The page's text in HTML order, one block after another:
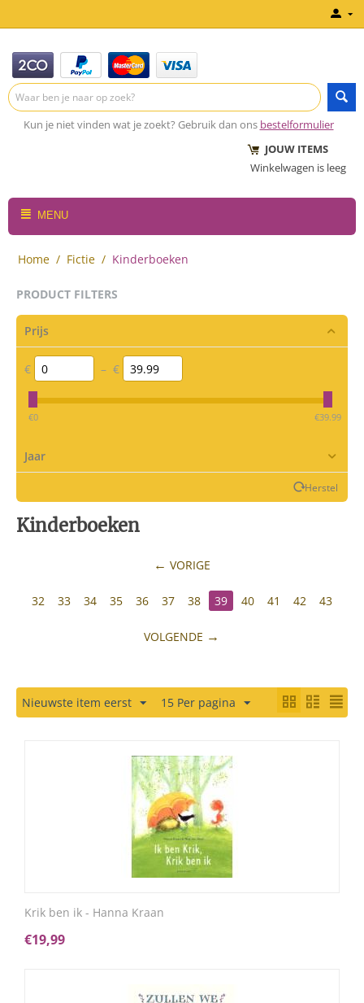
Kun je niet vinden wat je zoekt? Gebruik dan ons bestelformulier
JOUW ITEMS
Winkelwagen is leeg
MENU
Home / Fictie / Kinderboeken
PRODUCT FILTERS
Prijs
€ – €
‎€0 ‎€39.99
Jaar
Herstel
Kinderboeken
VORIGE
32 33 34 35 36 37 38 39 40 41 42 43
VOLGENDE
Nieuwste item eerst 15 Per pagina
Krik ben ik - Hanna Kraan
€19,99